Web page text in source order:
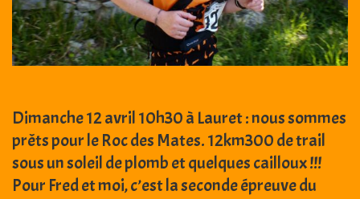
Dimanche 12 avril 10h30 à Lauret : nous sommes
prêts pour le Roc des Mates. 12km300 de trail
sous un soleil de plomb et quelques cailloux !!!
Pour Fred et moi, c’est la seconde épreuve du